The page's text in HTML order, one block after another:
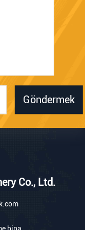
Göndermek
Co., Ltd.